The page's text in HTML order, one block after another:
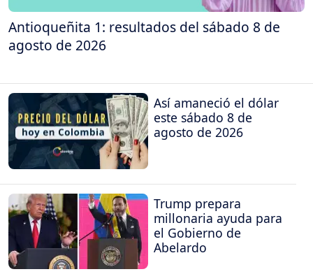
Antioqueñita 1: resultados del sábado 8 de
agosto de 2026
Así amaneció el dólar
este sábado 8 de
agosto de 2026
Trump prepara
millonaria ayuda para
el Gobierno de
Abelardo